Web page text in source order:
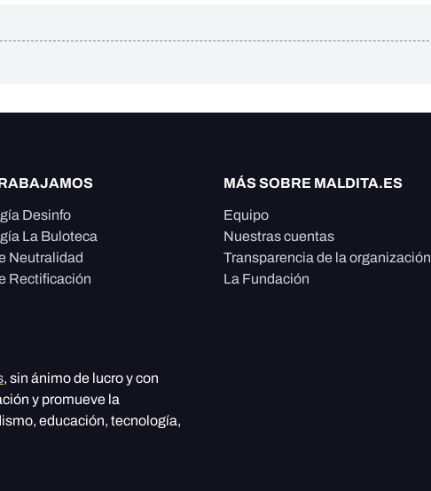
Desinfo
La Buloteca
Neutralidad
Rectificación
MÁS SOBRE MALDITA.ES
Equipo
Nuestras cuentas
Transparencia de la organización
La Fundación
, sin ánimo de lucro y con
y promueve la
educación, tecnología,